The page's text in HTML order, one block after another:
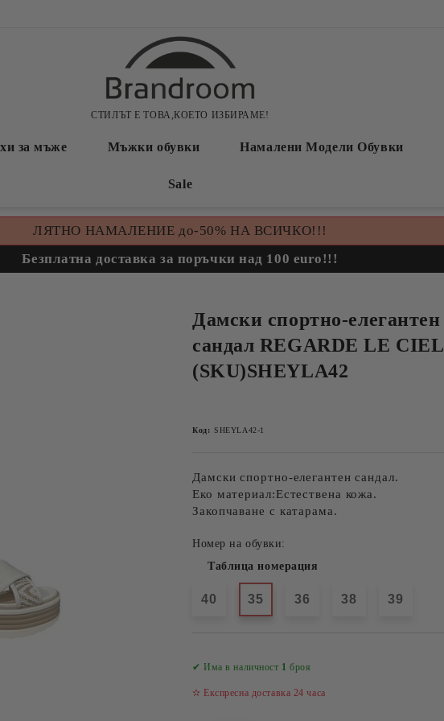
СТИЛЪТ Е ТОВА,КОЕТО ИЗБИРАМЕ!
за мъже Мъжки обувки Намалени Модели Обувки
Sale
ЛЯТНО НАМАЛЕНИЕ до-50% НА ВСИЧКО!!!
Безплатна доставка за поръчки над 100 euro!!!
Дамски спортно-елегантен
сандал REGARDE LE CIEL
(SKU)SHEYLA42
Код: SHEYLA42-1
Дамски спортно-елегантен сандал.
Еко материал:Естествена кожа.
Закопчаване с катарама.
Номер на обувки:
Таблица номерация
40 35 36 38 39
✔ Има в наличност 1 броя
✫ Експресна доставка 24 часа